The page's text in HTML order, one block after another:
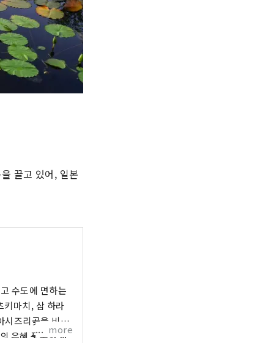
끌고 있어, 일본
수도에 면하는
키마치, 삼 하라
시즈리곶을 비롯
은혜 풍부한 자
more